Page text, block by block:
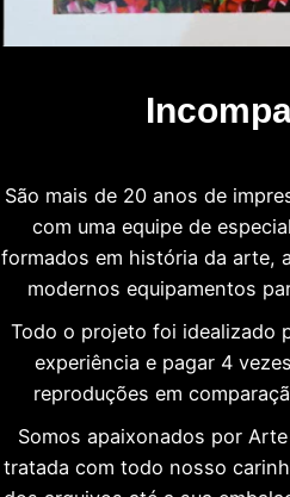
São mais de 20 anos de
com uma equipe de
formados em história da arte,
modernos equipamentos
Todo o projeto foi idealizado
experiência e pagar 4
reproduções em
Somos apaixonados por
tratada com todo nosso